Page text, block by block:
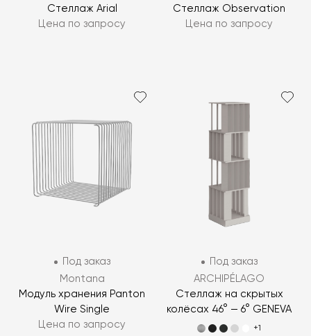
Стеллаж Arial
Цена по запросу
Стеллаж Observation
Цена по запросу
Под заказ
Montana
Модуль хранения Panton
Wire Single
Цена по запросу
Под заказ
ARCHIPÉLAGO
Стеллаж на скрытых
колёсах 46° — 6° GENEVA
+1